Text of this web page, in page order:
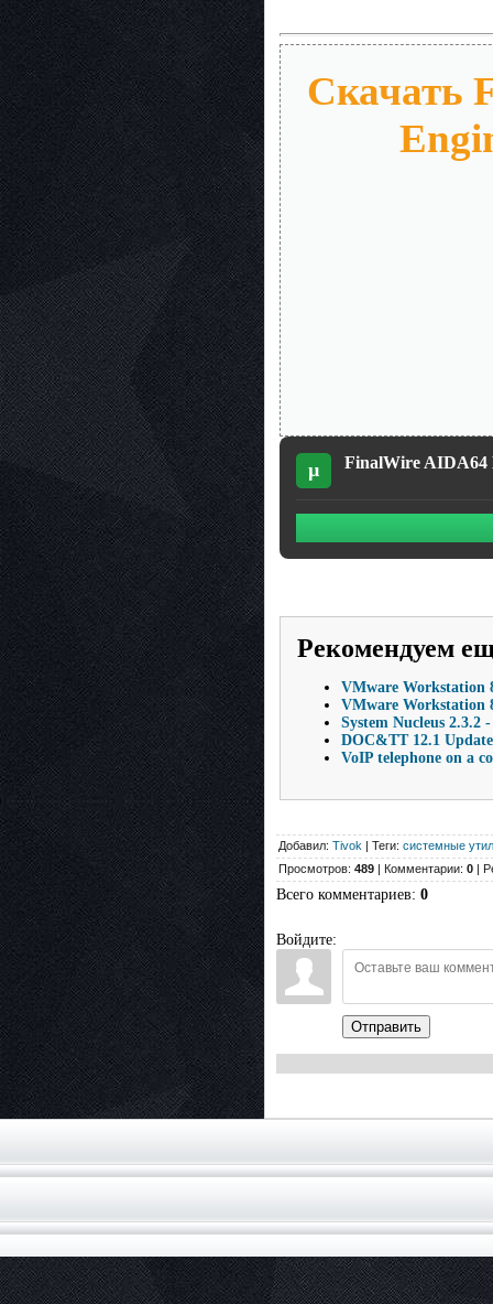
Скачать
µ FinalWire AIDA64
Рекомендуем
VMware Workstation
VMware Workstation
System Nucleus
DOC&TT 12.1
VoIP telephone on a
Добавил: Tivok | Теги: системные
Просмотров: 489 | Комментарии: 0 |
Всего комментариев: 0
Войдите:
Отправить